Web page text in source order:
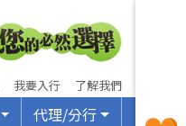
我要入行 了解我們
代理/分行